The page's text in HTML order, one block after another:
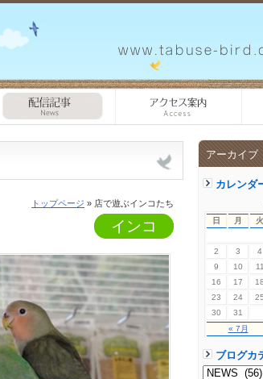
アーカイブ
カレンダ
日 月 火
« 7月
2
3 4
9
10 11
16
17 18
23
24 25
30
31
ブログカ
トップページ » 店で遊ぶインコたち
インコ